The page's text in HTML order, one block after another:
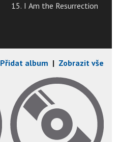
15. I Am the Resurrection
Přidat album | Zobrazit vše